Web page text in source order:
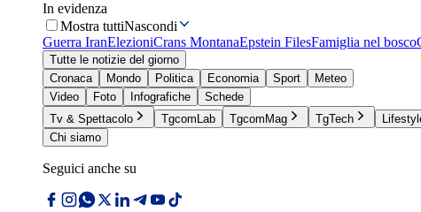
In evidenza
Mostra tuttiNascondi
Guerra IranElezioniCrans MontanaEpstein FilesFamiglia nel bosco
Tutte le notizie del giorno
Cronaca
Mondo Politica Economia Sport
Meteo
Video
Foto Infografiche
Schede
Tv & Spettacolo
TgcomLab TgcomMag TgTech
Chi siamo
Seguici anche su